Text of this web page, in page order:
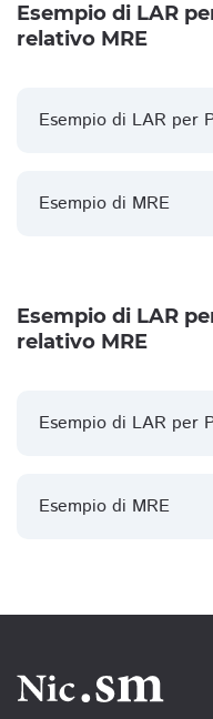
Esempio di LAR
relativo MRE
Esempio di LAR per
Esempio di MRE
Esempio di LAR
relativo MRE
Esempio di LAR per
Esempio di MRE